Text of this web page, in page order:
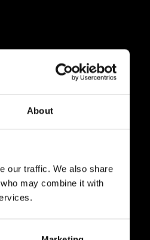
About
our traffic. We also share
may combine it with